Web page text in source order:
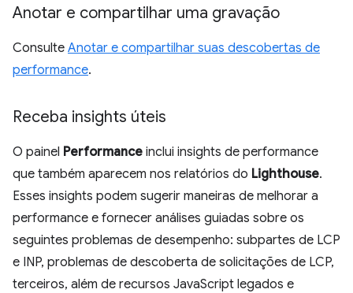
Anotar e compartilhar uma gravação
Consulte Anotar e compartilhar suas descobertas de
performance.
Receba insights úteis
O painel Performance inclui insights de performance
que também aparecem nos relatórios do Lighthouse.
Esses insights podem sugerir maneiras de melhorar a
performance e fornecer análises guiadas sobre os
seguintes problemas de desempenho: subpartes de LCP
e INP, problemas de descoberta de solicitações de LCP,
terceiros, além de recursos JavaScript legados e